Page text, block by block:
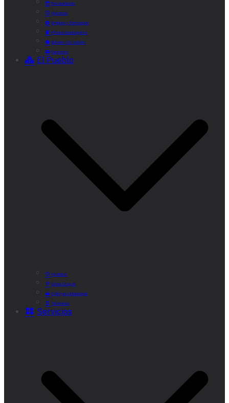
Recaudación
Horarios
Empleo y Formación
Plenos Municipales
Boletín «De Valde»
Contacta
El Pueblo
Historia
Cómo Llegar
Callejero Municipal
Teléfonos
Servicios